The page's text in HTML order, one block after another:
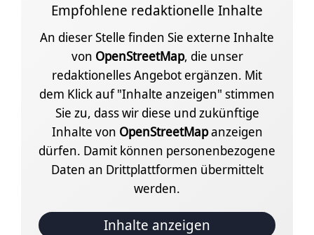
Empfohlene redaktionelle Inhalte
An dieser Stelle finden Sie externe Inhalte
von OpenStreetMap, die unser
redaktionelles Angebot ergänzen. Mit
dem Klick auf "Inhalte anzeigen" stimmen
Sie zu, dass wir diese und zukünftige
Inhalte von OpenStreetMapanzeigen
dürfen. Damit können personenbezogene
Daten an Drittplattformen übermittelt
werden.
Inhalte anzeigen